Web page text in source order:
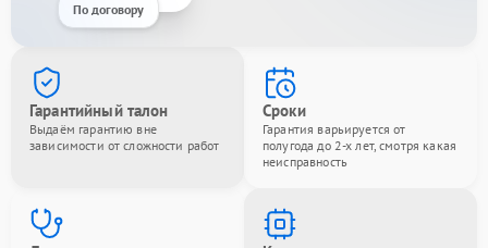
По договору
Гарантийный талон
Выдаём гарантию вне
зависимости от сложности работ
Сроки
Гарантия варьируется от
полугода до 2-х лет, смотря какая
неисправность